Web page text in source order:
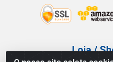
Loja /